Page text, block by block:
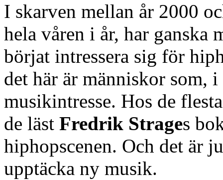
I skarven mellan år 2000
hela våren i år, har ganska
börjat intressera sig för
det här är människor som,
musikintresse. Hos de
de läst Fredrik Strages
hiphopscenen. Och det är
upptäcka ny musik.